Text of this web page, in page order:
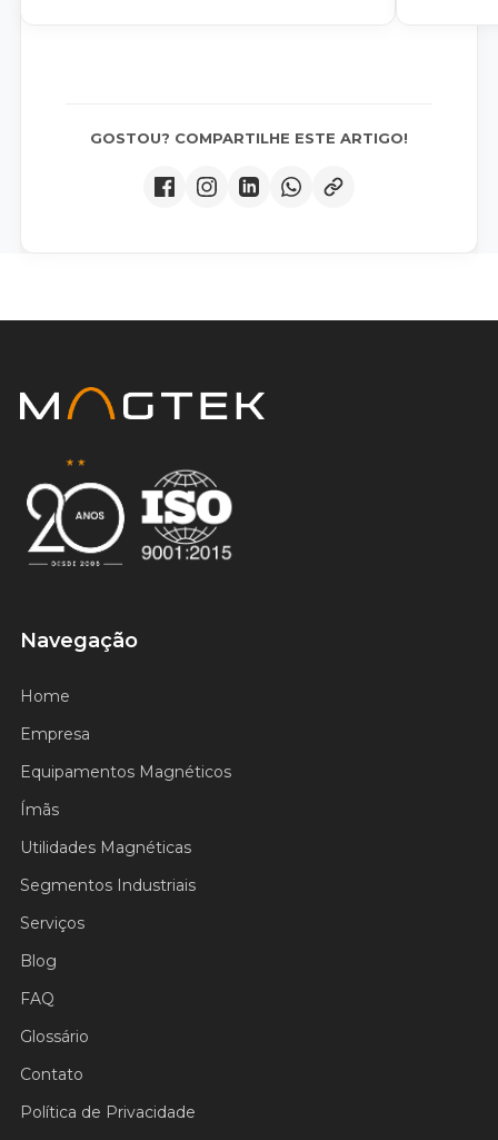
GOSTOU? COMPARTILHE ESTE ARTIGO!
Certificado ISO 9001
Navegação
Home
Empresa
Equipamentos Magnéticos
Ímãs
Utilidades Magnéticas
Segmentos Industriais
Serviços
Blog
FAQ
Glossário
Contato
Política de Privacidade